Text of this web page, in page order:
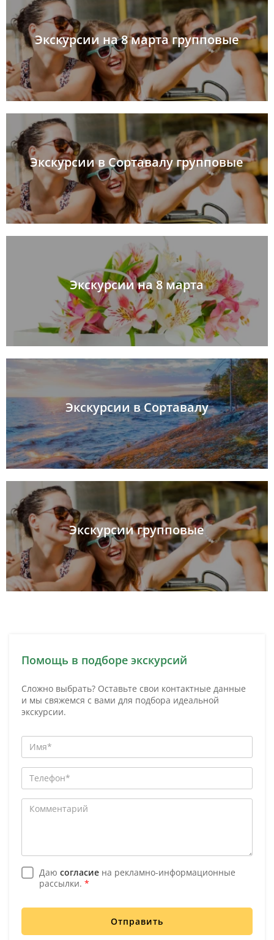
Экскурсии на 8 марта групповые
Экскурсии в Сортавалу групповые
Экскурсии на 8 марта
Экскурсии в Сортавалу
Экскурсии групповые
Помощь в подборе экскурсий
Сложно выбрать? Оставьте свои контактные данные
и мы свяжемся с вами для подбора идеальной
экскурсии.
Даю согласие на рекламно-информационные
рассылки. *
Отправить